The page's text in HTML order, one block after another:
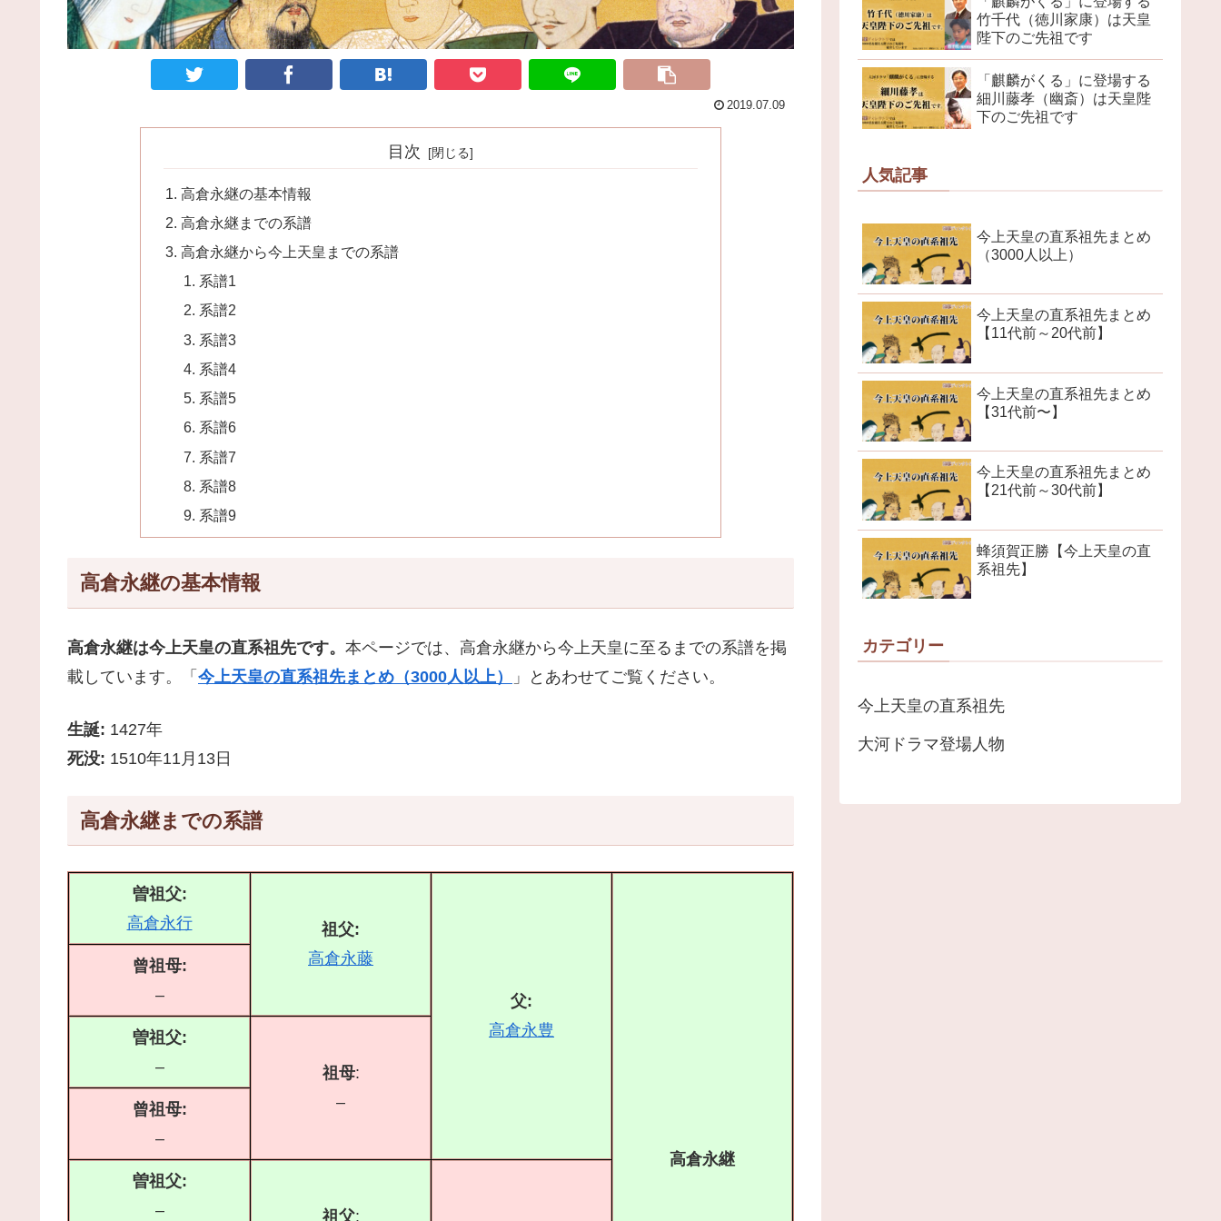
2019.07.09
目次
高倉永継の基本情報
高倉永継までの系譜
高倉永継から今上天皇までの系譜
系譜1
系譜2
系譜3
系譜4
系譜5
系譜6
系譜7
系譜8
系譜9
高倉永継の基本情報
高倉永継は今上天皇の直系祖先です。 本ページでは、高倉永継から今上天皇に至るまでの系譜を掲
載しています。「 今上天皇の直系祖先まとめ（3000人以上） 」とあわせてご覧ください。
生誕: 1427年
死没: 1510年11月13日
高倉永継までの系譜
曽祖父:
高倉永行
祖父:
高倉永藤
父:
高倉永豊
高倉永継
曾祖母:
–
曽祖父:
–
祖母:
–
曾祖母:
–
曽祖父:
–
祖父:
竹千代（徳川家康）は天皇
陛下のご先祖です
「麒麟がくる」に登場する
細川藤孝（幽斎）は天皇陛
下のご先祖です
人気記事
今上天皇の直系祖先まとめ
（3000人以上）
今上天皇の直系祖先まとめ
【11代前～20代前】
今上天皇の直系祖先まとめ
【31代前〜】
今上天皇の直系祖先まとめ
【21代前～30代前】
蜂須賀正勝【今上天皇の直
系祖先】
カテゴリー
今上天皇の直系祖先
大河ドラマ登場人物